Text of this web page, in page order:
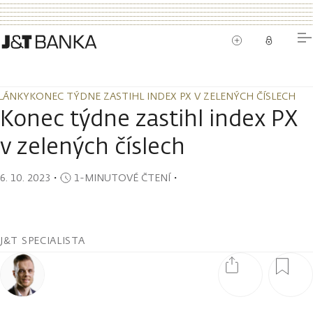
KONEC TÝDNE ZASTIHL INDEX PX V ZELENÝCH ČÍSLECH
KONEC TÝDNE ZASTIHL INDEX PX V ZELENÝCH ČÍSLECH
Konec týdne zastihl index PX
v zelených číslech
6. 10. 2023 ・ 1-MINUTOVÉ ČTENÍ・
J&T SPECIALISTA